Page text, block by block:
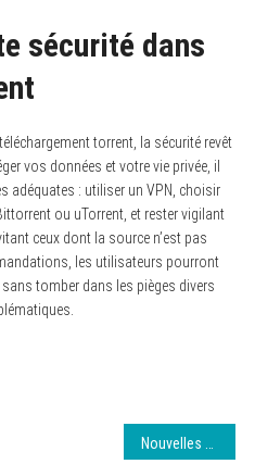
sécurité dans
torrent, la sécurité revêt
vos données et votre vie privée, il
adéquates : utiliser un VPN, choisir
ou uTorrent, et rester vigilant
ceux dont la source n’est pas
les utilisateurs pourront
tomber dans les pièges divers